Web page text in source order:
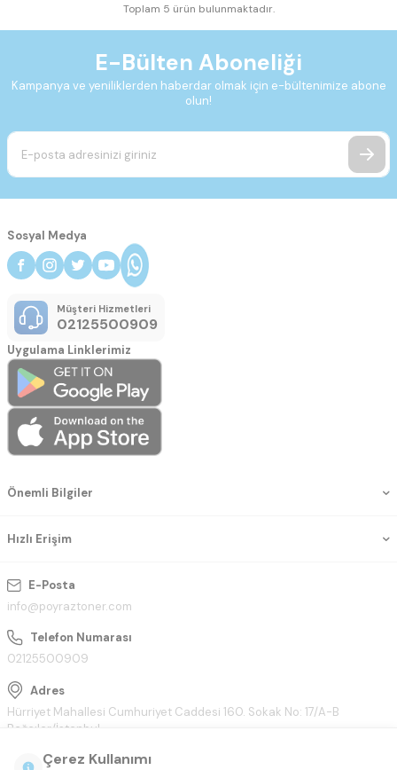
Toplam 5 ürün bulunmaktadır.
E-Bülten Aboneliği
Kampanya ve yeniliklerden haberdar olmak için e-bültenimize abone
olun!
E-Posta
info@poyraztoner.com
Telefon Numarası
02125500909
Adres
Hürriyet Mahallesi Cumhuriyet Caddesi 160. Sokak No: 17/A-B
Bağcılar/İstanbul
Önemli Bilgiler
Hızlı Erişim
Sosyal Medya
Müşteri Hizmetleri
02125500909
Uygulama Linklerimiz
Çerez Kullanımı